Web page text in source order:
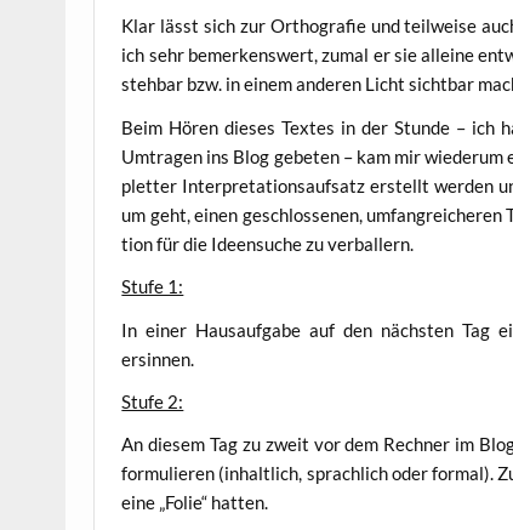
Klar lässt sich zur Ortho­gra­fie und teil­wei­se
ich sehr bemer­kens­wert, zumal er sie allei­ne
steh­bar bzw. in einem ande­ren Licht sicht­bar
Beim Hören die­ses Tex­tes in der Stun­de – ich
Umtra­gen ins Blog gebe­ten – kam mir
plet­ter Inter­pre­ta­ti­ons­auf­satz erstellt wer­den
um geht, einen geschlos­se­nen,
ti­on für die Ideen­su­che zu verballern.
Stu­fe 1:
In einer Haus­auf­ga­be auf den nächs­ten Tag
ersinnen.
Stu­fe 2:
An die­sem Tag zu zweit vor dem Rech­ner im
for­mu­lie­ren (inhalt­lich, sprach­lich oder for­mal).
eine „Folie“ hatten.